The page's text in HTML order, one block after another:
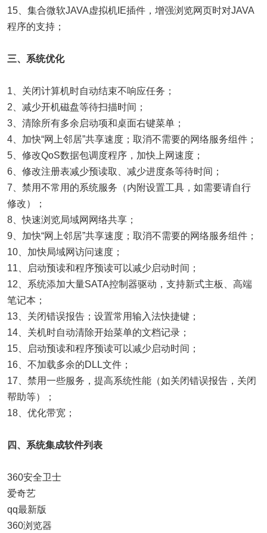
15、集合微软JAVA虚拟机IE插件，增强浏览网页时对JAVA
程序的支持；
三、系统优化
1、关闭计算机时自动结束不响应任务；
2、减少开机磁盘等待扫描时间；
3、清除所有多余启动项和桌面右键菜单；
4、加快“网上邻居”共享速度；取消不需要的网络服务组件；
5、修改QoS数据包调度程序，加快上网速度；
6、修改注册表减少预读取、减少进度条等待时间；
7、禁用不常用的系统服务（内附设置工具，如需要请自行
修改）；
8、快速浏览局域网网络共享；
9、加快“网上邻居”共享速度；取消不需要的网络服务组件；
10、加快局域网访问速度；
11、启动预读和程序预读可以减少启动时间；
12、系统添加大量SATA控制器驱动，支持新式主板、高端
笔记本；
13、关闭错误报告；设置常用输入法快捷键；
14、关机时自动清除开始菜单的文档记录；
15、启动预读和程序预读可以减少启动时间；
16、不加载多余的DLL文件；
17、禁用一些服务，提高系统性能（如关闭错误报告，关闭
帮助等）；
18、优化带宽；
四、系统集成软件列表
360安全卫士
爱奇艺
qq最新版
360浏览器